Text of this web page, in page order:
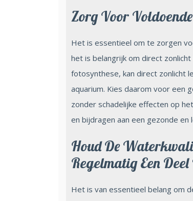
Zorg Voor
Het is essentieel om te zorgen
het is belangrijk om direct
fotosynthese, kan direct zonlicht
aquarium. Kies daarom voor een
zonder schadelijke effecten op
en bijdragen aan een gezonde
Houd De
Regelmatig Een
Het is van essentieel belang om